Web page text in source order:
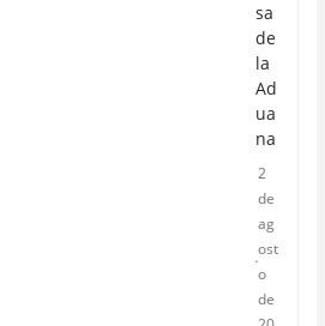
sa
de
la
Ad
ua
na
2
de
ag
ost
o
de